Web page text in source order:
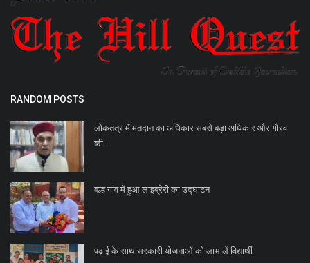
RANDOM POSTS
लोकतंत्र में मतदान का अधिकार सबसे बड़ा अधिकार और गौरव
की...
बल्ह गांव में हुआ लाइब्रेरी का उद्घाटन
पढ़ाई के साथ सरकारी योजनाओं को लाभ लें विद्यार्थी